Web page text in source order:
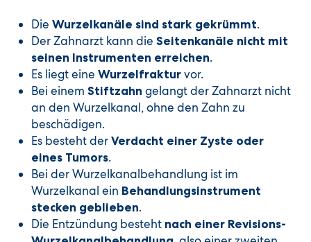
Die Wurzelkanäle sind stark gekrümmt.
Der Zahnarzt kann die Seitenkanäle nicht mit
seinen Instrumenten erreichen.
Es liegt eine Wurzelfraktur vor.
Bei einem Stiftzahn gelangt der Zahnarzt nicht
an den Wurzelkanal, ohne den Zahn zu
beschädigen.
Es besteht der Verdacht einer Zyste oder
eines Tumors.
Bei der Wurzelkanalbehandlung ist im
Wurzelkanal ein Behandlungsinstrument
stecken geblieben.
Die Entzündung besteht nach einer Revisions-